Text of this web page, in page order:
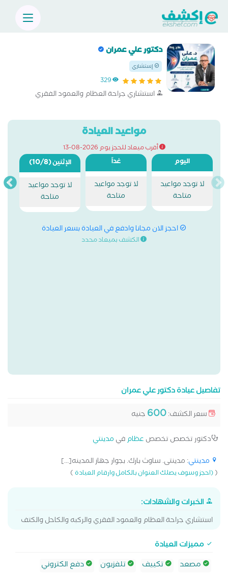
دكتور علي عمران
إستشاري
329
استشاري جراحة العظام والعمود الفقري
مواعيد العيادة
أقرب ميعاد للحجز يوم 2026-08-13
اليوم
لا توجد مواعيد
متاحة
غداً
لا توجد مواعيد
متاحة
الإثنين(10/8)
لا توجد مواعيد
متاحة
احجز الان مجانا وادفع في العيادة بسعر العيادة
الكشف بميعاد محدد
تفاصيل عيادة دكتور علي عمران
سعر الكشف:600 جنيه
دكتور تخصص تخصص عظامفي مدينتي
مدينتي: مدينتى. ساوث بارك. بجوار جهاز المدينه[...]
((احجز وسوف يصلك العنوان بالكامل وارقام العيادة)
الخبرات والشهادات:
استشاري جراحة العظام والعمود الفقري والركبه والكاحل والكتف
مميزات العيادة
مصعد
تكييف تلفزيون
دفع الكتروني